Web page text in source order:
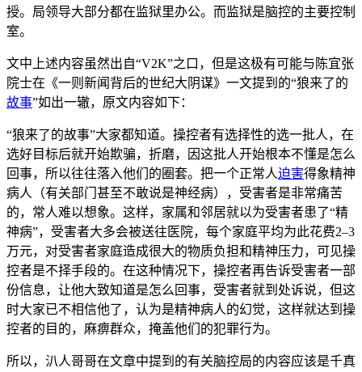
授。局领导大部分都在监狱里办公。而监狱是脑控的主要控制
室。
文中上述内容虽然出自“V2K”之口，但是这极有可能与陈宜张
院士在《一则新闻背后的世纪大阴谋》一文提到的“狼来了的
故事”如出一辙，原文内容如下：
“狼来了的故事”大家都知道。操控者有选择性的选一批人，在
选好目标后就开始欺骗，折磨，因这批人开始根本不懂是怎么
回事，所以往往落入他们的圈套。把一个正常人迫害得象精神
病人（有关部门甚至不敢说是神经病），受害者是非常痛苦
的，常人难以想象。这样，家属和邻居就以为受害者患了“精
神病”，受害者大多会被送往医院，每个家庭平均为此花费2–3
万元，对受害者家庭造成很大的物质负担和精神压力，可见操
控者是不择手段的。在这种情况下，操控者再告诉受害者一部
份信息，让他大致知道是怎么回事，受害者就到处诉说，但这
时大家已不相信他了，认为是精神病人的幻觉，这样就达到操
控者的目的，麻痹群众，掩盖他们的犯罪行为。
所以，汃人哥哥在文章中提到的有关脑控局的内容应该是千真